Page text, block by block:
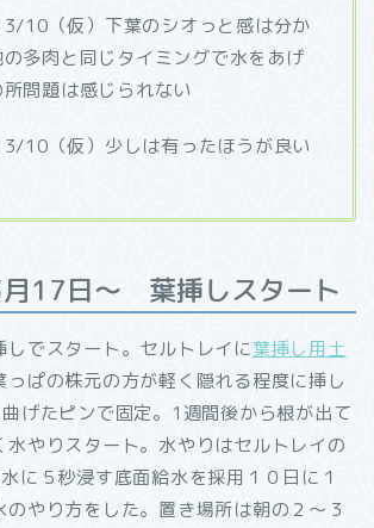
3/10（仮）下葉のシオっと感は分か
多肉と同じタイミングで水をあげ
問題は感じられない
10（仮）少しは有ったほうが良い
17日～ 葉挿しスタート
しでスタート。セルトレイに葉挿し用土
っぱの株元の方が軽く隠れる程度に挿し
げたピンで固定。1週間後から根が出て
水やりスタート。水やりはセルトレイの
に５秒浸す底面給水を採用１０日に１
のやり方をした。置き場所は朝の２～３